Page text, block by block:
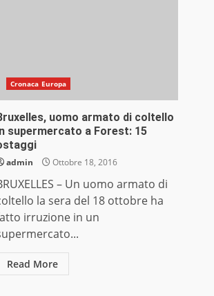
Cronaca Europa
uomo armato di coltello
supermercato a Forest: 15
admin Ottobre 18, 2016
– Un uomo armato di
la sera del 18 ottobre ha
irruzione in un
Read More